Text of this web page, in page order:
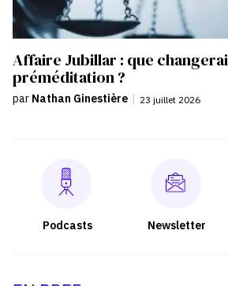
Affaire Jubillar : que
préméditation ?
par Nathan Ginestière | 23 juillet 2026
Podcasts Newsletter